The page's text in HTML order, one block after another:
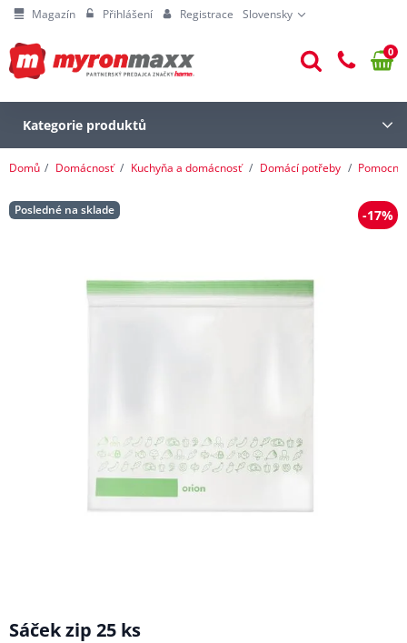
Magazín Přihlášení Registrace Slovensky
0
Kategorie produktů
Domů Domácnosť Kuchyňa a domácnosť Domácí potřeby
Posledné na sklade -17%
Sáček zip 25 ks